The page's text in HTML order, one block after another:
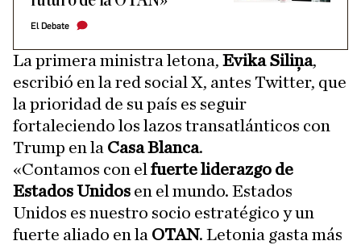
El Debate
La primera ministra letona, Evika Siliņa,
escribió en la red social X, antes Twitter, que
la prioridad de su país es seguir
fortaleciendo los lazos transatlánticos con
Trump en la Casa Blanca.
«Contamos con el fuerte liderazgo de
Estados Unidos en el mundo. Estados
Unidos es nuestro socio estratégico y un
fuerte aliado en la OTAN. Letonia gasta más